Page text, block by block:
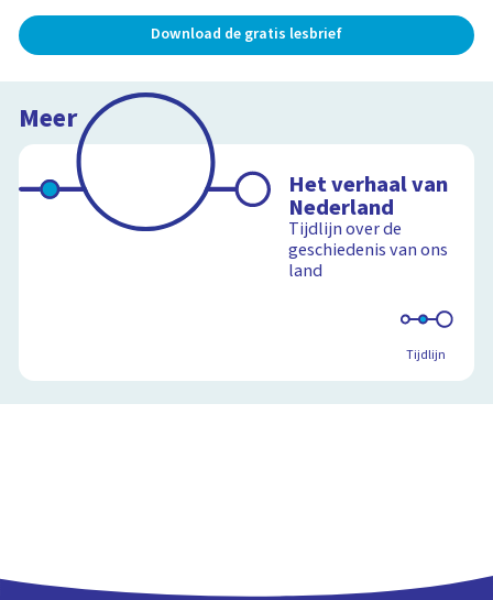
Download de gratis lesbrief
Meer
Het verhaal van
Nederland
Tijdlijn over de
geschiedenis van ons
land
Tijdlijn